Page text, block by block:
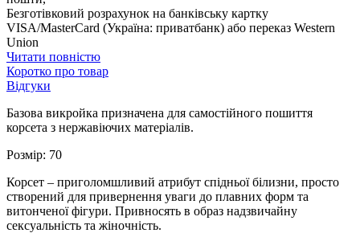
Безготівковий розрахунок на банківську картку
VISA/MasterCard (Україна: приватбанк) або переказ Western
Union
Читати повністю
Коротко про товар
Відгуки
Базова викройка призначена для самостійного пошиття
корсета з нержавіючих матеріалів.
Розмір: 70
Корсет – приголомшливий атрибут спідньої білизни, просто
створений для привернення уваги до плавних форм та
витонченої фігури. Привносять в образ надзвичайну
сексуальність та жіночність.